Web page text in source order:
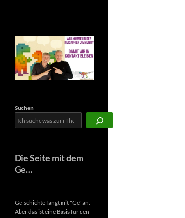
Suchen
Die Seite mit dem
Ge…
Ge-schichte fängt mit "Ge" an.
Aber das ist eine Basis für den